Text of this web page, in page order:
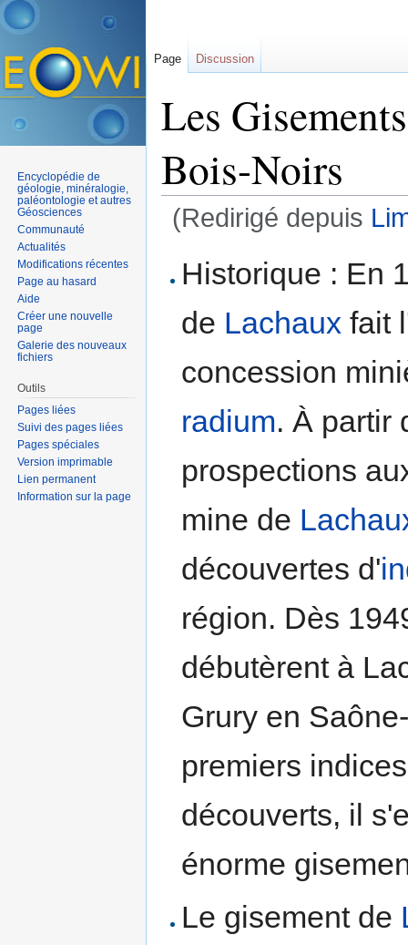
Les
Bois-Noirs
(Redirigé depuis
Historique : En
de Lachaux fait
concession
radium. À partir
prospections
mine de
découvertes d'
région. Dès
débutèrent à
Grury en
premiers
découverts, il
énorme
Le gisement de
Page Discussion
Encyclopédie de
géologie, minéralogie,
paléontologie et autres
Géosciences
Communauté
Actualités
Modifications récentes
Page au hasard
Aide
Créer une nouvelle
page
Galerie des nouveaux
fichiers
Outils
Pages liées
Suivi des pages liées
Pages spéciales
Version imprimable
Lien permanent
Information sur la page